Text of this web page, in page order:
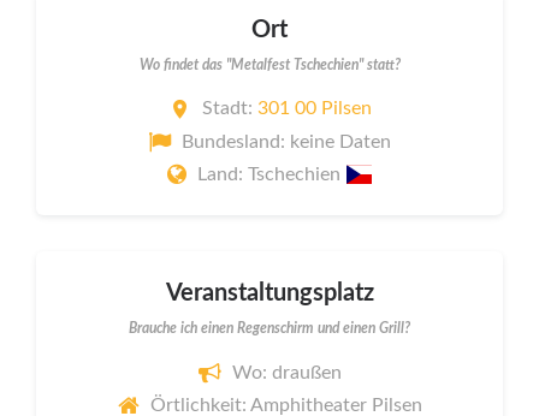
Ort
Wo findet das "Metalfest Tschechien" statt?
Stadt: 301 00 Pilsen
Bundesland: keine Daten
Land: Tschechien
Veranstaltungsplatz
Brauche ich einen Regenschirm und einen Grill?
Wo: draußen
Örtlichkeit: Amphitheater Pilsen